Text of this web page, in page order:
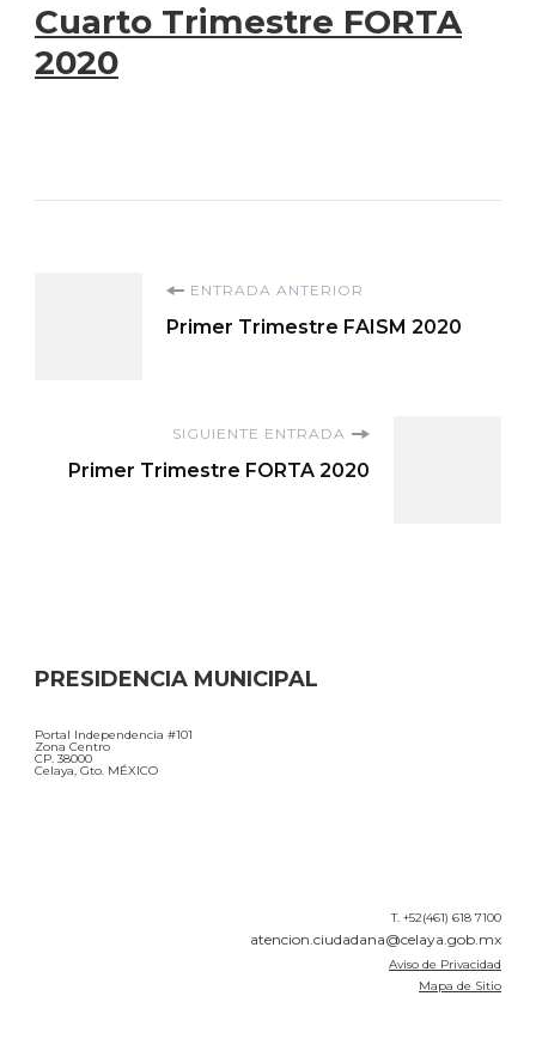
Cuarto Trimestre FORTA
2020
Navegación
entradas
ENTRADA ANTERIOR
Primer Trimestre FAISM 2020
SIGUIENTE ENTRADA
Primer Trimestre FORTA 2020
PRESIDENCIA MUNICIPAL
Portal Independencia #101
Zona Centro
CP. 38000
Celaya, Gto. MÉXICO
T. +52(461) 618 7100
atencion.ciudadana@celaya.gob.mx
Aviso de Privacidad
Mapa de Sitio